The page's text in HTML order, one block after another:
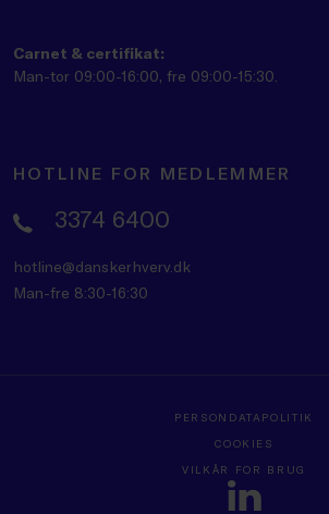
Carnet & certifikat:
Man-tor 09:00-16:00, fre 09:00-15:30.
HOTLINE FOR MEDLEMMER
3374 6400
hotline@danskerhverv.dk
Man-fre 8:30-16:30
PERSONDATAPOLITIK
COOKIES
VILKÅR FOR BRUG